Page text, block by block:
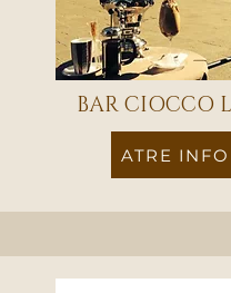
BAR CIOCCO
ATRE INFO